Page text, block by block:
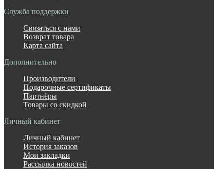
Служба поддержки
Связаться с нами
Возврат товара
Карта сайта
Дополнительно
Производители
Подарочные сертификаты
Партнёры
Товары со скидкой
Личный кабинет
Личный кабинет
История заказов
Мои закладки
Рассылка новостей